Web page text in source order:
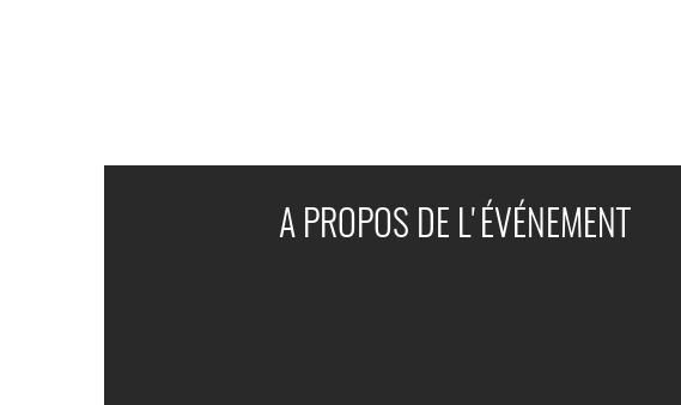
A PROPOS DE L'ÉVÉNEMENT